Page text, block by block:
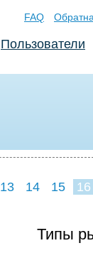
FAQ
Пользователи
13 14 15 16
Типы